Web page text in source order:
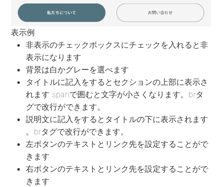
表示例
非表示のチェックボックスにチェックを入れると非
表示になります
背景は白かグレーを選べます
タイトルに記入をするとセクションの上部に表示さ
れます spanで囲むと文字が小さくなります。brタ
グで改行ができます。
説明文に記入をするとタイトルの下に表示されます
。brタグで改行ができます。
左ボタンのテキストとリンク先を設定することがで
きます
右ボタンのテキストとリンク先を設定することがで
きます